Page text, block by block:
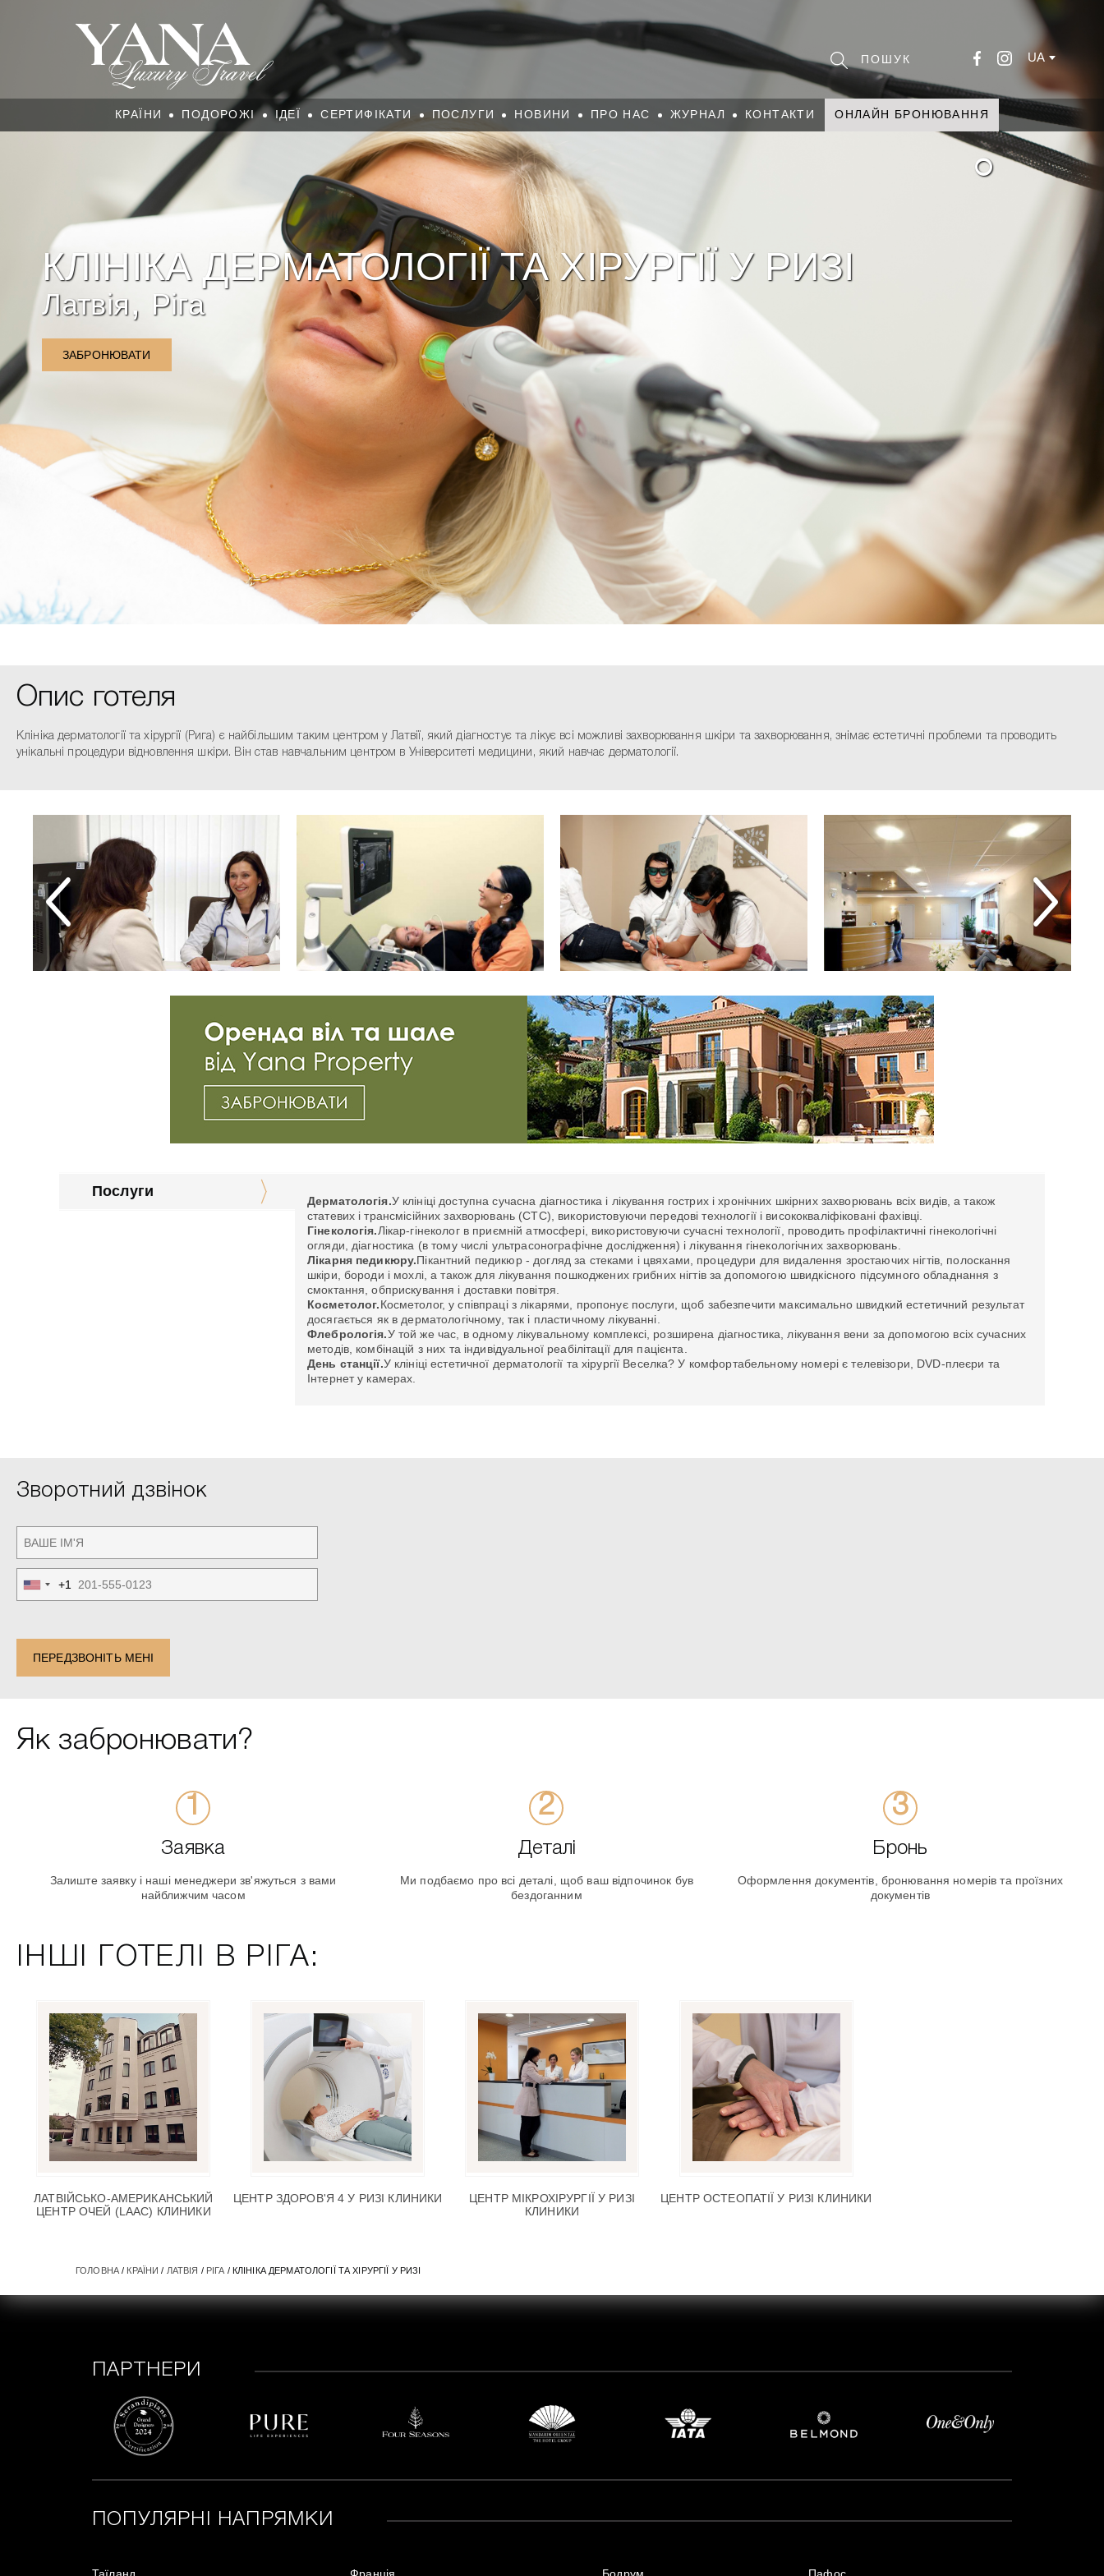
UA
КРАЇНИ ПОДОРОЖІ ІДЕЇ СЕРТИФІКАТИ ПОСЛУГИ НОВИНИ ПРО НАС ЖУРНАЛ КОНТАКТИ ОНЛАЙН БРОНЮВАННЯ
°
КЛІНІКА ДЕРМАТОЛОГІЇ ТА ХІРУРГІЇ У РИЗІ
Латвія, Ріга
ЗАБРОНЮВАТИ
Опис готеля
Клініка дерматології та хірургії (Рига) є найбільшим таким центром у Латвії, який діагностує та лікує всі можливі захворювання шкіри та захворювання, знімає естетичні проблеми та проводить
унікальні процедури відновлення шкіри. Він став навчальним центром в Університеті медицини, який навчає дерматології.
Послуги
Дерматологія.У клініці доступна сучасна діагностика і лікування гострих і хронічних шкірних захворювань всіх видів, а також
статевих і трансмісійних захворювань (СТС), використовуючи передові технології і висококваліфіковані фахівці.
Гінекологія.Лікар-гінеколог в приємній атмосфері, використовуючи сучасні технології, проводить профілактичні гінекологічні
огляди, діагностика (в тому числі ультрасонографічне дослідження) і лікування гінекологічних захворювань.
Лікарня педикюру.Пікантний педикюр - догляд за стеками і цвяхами, процедури для видалення зростаючих нігтів, полоскання
шкіри, бороди і мохлі, а також для лікування пошкоджених грибних нігтів за допомогою швидкісного підсумного обладнання з
смоктання, обприскування і доставки повітря.
Косметолог.Косметолог, у співпраці з лікарями, пропонує послуги, щоб забезпечити максимально швидкий естетичний результат
досягається як в дерматологічному, так і пластичному лікуванні.
Флебрологія.У той же час, в одному лікувальному комплексі, розширена діагностика, лікування вени за допомогою всіх сучасних
методів, комбінацій з них та індивідуальної реабілітації для пацієнта.
День станції.У клініці естетичної дерматології та хірургії Веселка? У комфортабельному номері є телевізори, DVD-плеєри та
Інтернет у камерах.
Зворотний дзвінок
United
States
+1
ПЕРЕДЗВОНІТЬ МЕНІ
Як забронювати?
Заявка
Залиште заявку і наші менеджери зв'яжуться з вами
найближчим часом
Деталі
Ми подбаємо про всі деталі, щоб ваш відпочинок був
бездоганним
Бронь
Оформлення документів, бронювання номерів та проїзних
документів
ІНШІ ГОТЕЛІ В РІГА:
ЛАТВІЙСЬКО-АМЕРИКАНСЬКИЙ
ЦЕНТР ОЧЕЙ (LAAC) КЛИНИКИ
ЦЕНТР ЗДОРОВ'Я 4 У РИЗІ КЛИНИКИ
ЦЕНТР МІКРОХІРУРГІЇ У РИЗІ
КЛИНИКИ
ЦЕНТР ОСТЕОПАТІЇ У РИЗІ КЛИНИКИ
ГОЛОВНА/ КРАЇНИ / ЛАТВІЯ / РІГА / КЛІНІКА ДЕРМАТОЛОГІЇ ТА ХІРУРГІЇ У РИЗІ
ПАРТНЕРИ
ПОПУЛЯРНІ НАПРЯМКИ